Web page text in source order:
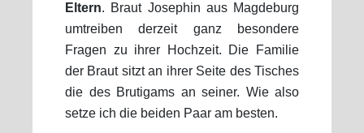
Eltern. Braut Josephin aus Magdeburg
umtreiben derzeit ganz besondere
Fragen zu ihrer Hochzeit. Die Familie
der Braut sitzt an ihrer Seite des Tisches
die des Brutigams an seiner. Wie also
setze ich die beiden Paar am besten.